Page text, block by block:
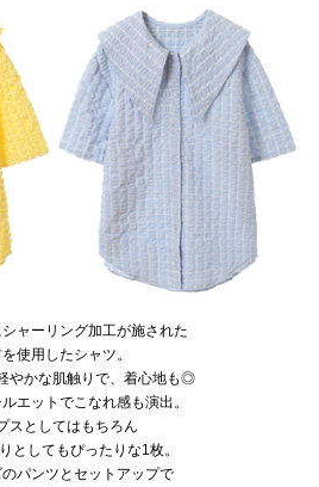
ャーリング加工が施された
使用したシャツ。
やかな肌触りで、着心地も◎
エットでこなれ感も演出。
スとしてはもちろん
としてもぴったりな1枚。
パンツとセットアップで